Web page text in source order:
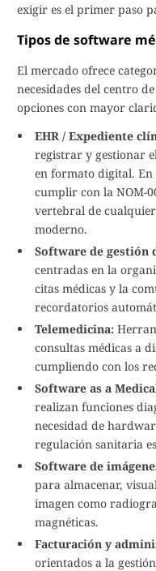
exigir es el primer paso
Tipos de software
El mercado ofrece
necesidades del centro
opciones con mayor
EHR / Expediente
registrar y gestionar
en formato digital. En
cumplir con la NOM-
vertebral de
moderno.
Software de gestión
centradas en la
citas médicas y la
recordatorios
Telemedicina:
consultas médicas a
cumpliendo con los
Software as a
realizan funciones
necesidad de
regulación sanitaria
Software de
para almacenar,
imagen como
magnéticas.
Facturación y
orientados a la